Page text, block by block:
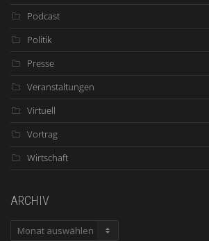
Podcast
Politik
Presse
Veranstaltungen
Virtuell
Vortrag
Wirtschaft
ARCHIV
ARCHIV